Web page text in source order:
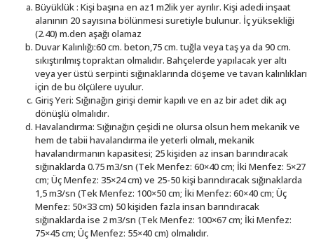
Büyüklük : Kişi başına en az1 m2lik yer ayrılır. Kişi adedi inşaat
alanının 20 sayısına bölünmesi suretiyle bulunur. İç yüksekliği
(2.40) m.den aşağı olamaz
Duvar Kalınlığı:60 cm. beton,75 cm. tuğla veya taş ya da 90 cm.
sıkıştırılmış topraktan olmalıdır. Bahçelerde yapılacak yer altı
veya yer üstü serpinti sığınaklarında döşeme ve tavan kalınlıkları
için de bu ölçülere uyulur.
Giriş Yeri: Sığınağın girişi demir kapılı ve en az bir adet dik açı
dönüşlü olmalıdır.
Havalandırma: Sığınağın çeşidi ne olursa olsun hem mekanik ve
hem de tabii havalandırma ile yeterli olmalı, mekanik
havalandırmanın kapasitesi; 25 kişiden az insan barındıracak
sığınaklarda 0.75 m3/sn (Tek Menfez: 60×40 cm; İki Menfez: 5×27
cm; Üç Menfez: 35×24 cm) ve 25-50 kişi barındıracak sığınaklarda
1,5 m3/sn (Tek Menfez: 100×50 cm; İki Menfez: 60×40 cm; Üç
Menfez: 50×33 cm) 50 kişiden fazla insan barındıracak
sığınaklarda ise 2 m3/sn (Tek Menfez: 100×67 cm; İki Menfez:
75×45 cm; Üç Menfez: 55×40 cm) olmalıdır.